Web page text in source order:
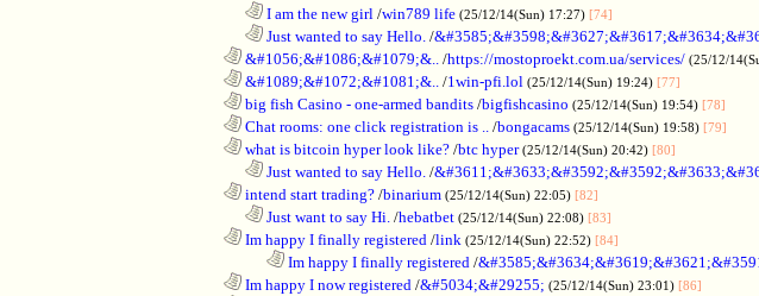
I am the new girl /win789 life (25/12/14(Sun) 17:27) [74]
Just wanted to say Hello. /
&#1056;&#1086;&#1079;&.. /https://mostoproekt.com.ua/services/ (25/12/
&#1089;&#1072;&#1081;&.. /1win-pfi.lol (25/12/14(Sun) 19:24) [77]
big fish Casino - one-armed bandits /bigfishcasino (25/12/14(Sun) 19:54) [78]
Chat rooms: one click registration is .. /bongacams (25/12/14(Sun) 19:58) [79]
what is bitcoin hyper look like? /btc hyper (25/12/14(Sun) 20:42) [80]
Just wanted to say Hello. /
intend start trading? /binarium (25/12/14(Sun) 22:05) [82]
Just want to say Hi. /hebatbet (25/12/14(Sun) 22:08) [83]
Im happy I finally registered /link (25/12/14(Sun) 22:52) [84]
Im happy I finally registered /
Im happy I now registered /&#5034;&#29255; (25/12/14(Sun) 23:01) [86]